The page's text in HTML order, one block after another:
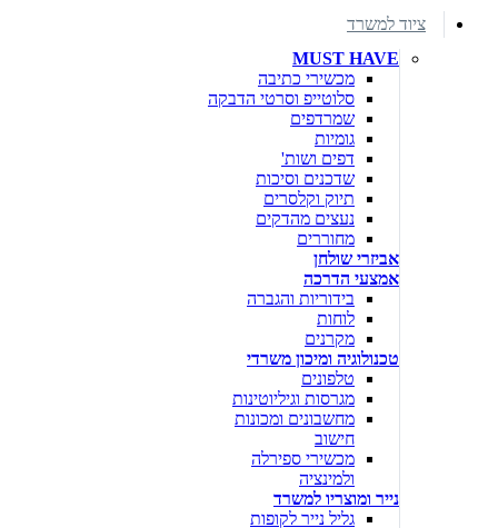
ציוד למשרד
MUST HAVE
מכשירי כתיבה
סלוטייפ וסרטי הדבקה
שמרדפים
גומיות
דפים ושות'
שדכנים וסיכות
תיוק וקלסרים
נעצים מהדקים
מחוררים
אביזרי שולחן
אמצעי הדרכה
בידוריות והגברה
לוחות
מקרנים
טכנולוגיה ומיכון משרדי
טלפונים
מגרסות וגיליוטינות
מחשבונים ומכונות
חישוב
מכשירי ספירלה
ולמינציה
נייר ומוצריו למשרד
גליל נייר לקופות